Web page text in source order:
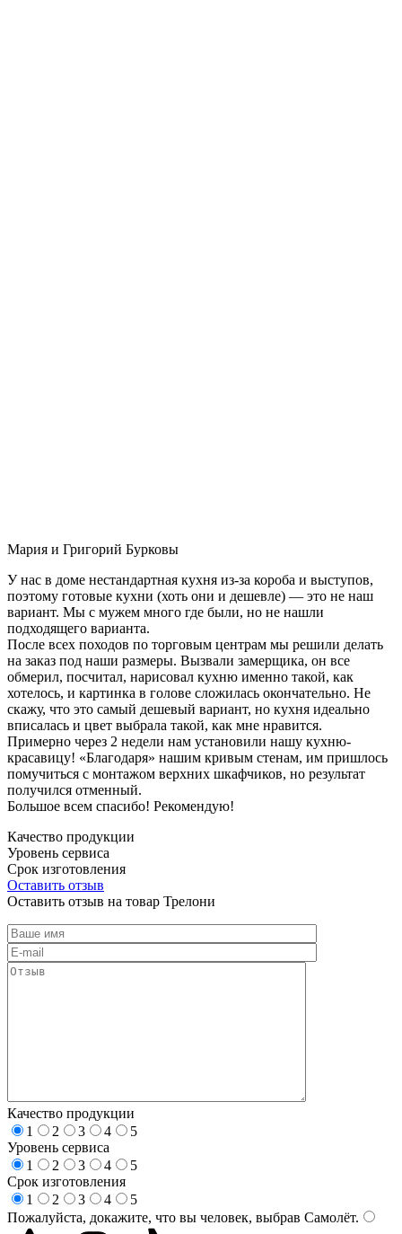
Мария и Григорий Бурковы
У нас в доме нестандартная кухня из-за короба и выступов,
поэтому готовые кухни (хоть они и дешевле) — это не наш
вариант. Мы с мужем много где были, но не нашли
подходящего варианта.
После всех походов по торговым центрам мы решили делать
на заказ под наши размеры. Вызвали замерщика, он все
обмерил, посчитал, нарисовал кухню именно такой, как
хотелось, и картинка в голове сложилась окончательно. Не
скажу, что это самый дешевый вариант, но кухня идеально
вписалась и цвет выбрала такой, как мне нравится.
Примерно через 2 недели нам установили нашу кухню-
красавицу! «Благодаря» нашим кривым стенам, им пришлось
помучиться с монтажом верхних шкафчиков, но результат
получился отменный.
Большое всем спасибо! Рекомендую!
Качество продукции
Уровень сервиса
Срок изготовления
Оставить отзыв
Оставить отзыв на товар Трелони
Качество продукции
1
2 3 4
5
Уровень сервиса
1
2 3 4
5
Срок изготовления
1
2 3 4
5
Пожалуйста, докажите, что вы человек, выбрав Самолёт.